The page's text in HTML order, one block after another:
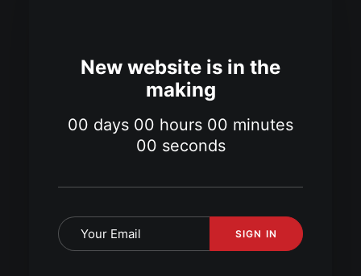
New website is in the
making
00 days 00 hours 00 minutes
00 seconds